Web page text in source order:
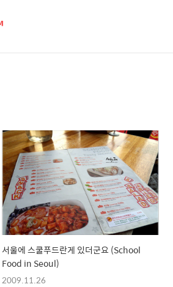
서울에 스쿨푸드란게 있더군요 (School
Food in Seoul)
2009.11.26